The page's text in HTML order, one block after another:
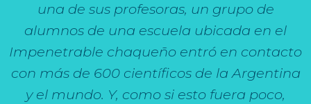
una de sus profesoras, un grupo de
alumnos de una escuela ubicada en el
Impenetrable chaqueño entró en contacto
con más de 600 científicos de la Argentina
y el mundo. Y, como si esto fuera poco,